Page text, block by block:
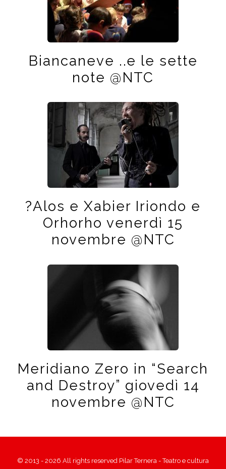
Biancaneve ..e le sette
note @NTC
?Alos e Xabier Iriondo e
Orhorho venerdì 15
novembre @NTC
Meridiano Zero in “Search
and Destroy” giovedì 14
novembre @NTC
© 2013 - 2026 All rights reserved Pilar Ternera - Teatro e cultura